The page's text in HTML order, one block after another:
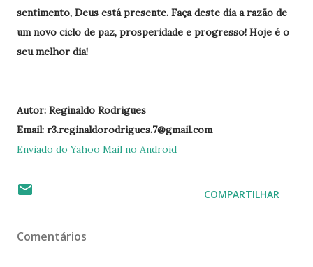
sentimento, Deus está presente. Façadeste dia a razão de
um novo ciclo de paz, prosperidade e progresso! Hoje é o
seu melhor dia!
Autor: Reginaldo Rodrigues
Email: r3.reginaldorodrigues.7@gmail.com
Enviado do Yahoo Mail no Android
COMPARTILHAR
Comentários